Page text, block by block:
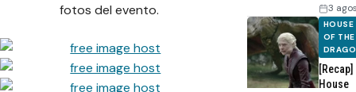
fotos del evento.
3
HOUSE
OF THE
[Recap]
House